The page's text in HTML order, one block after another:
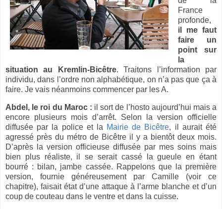
France
profonde,
il me faut
faire un
point sur
la
situation au Kremlin-Bicêtre. Traitons l’information par
individu, dans l’ordre non alphabétique, on n’a pas que ça à
faire. Je vais néanmoins commencer par les A.
Abdel, le roi du Maroc : il sort de l’hosto aujourd’hui mais a
encore plusieurs mois d’arrêt. Selon la version officielle
diffusée par la police et la Mairie de Bicêtre, il aurait été
agressé près du métro de Bicêtre il y a bientôt deux mois.
D’après la version officieuse diffusée par mes soins mais
bien plus réaliste, il se serait cassé la gueule en étant
bourré : bilan, jambe cassée. Rappelons que la première
version, fournie généreusement par Camille (voir ce
chapitre), faisait état d’une attaque à l’arme blanche et d’un
coup de couteau dans le ventre et dans la cuisse.